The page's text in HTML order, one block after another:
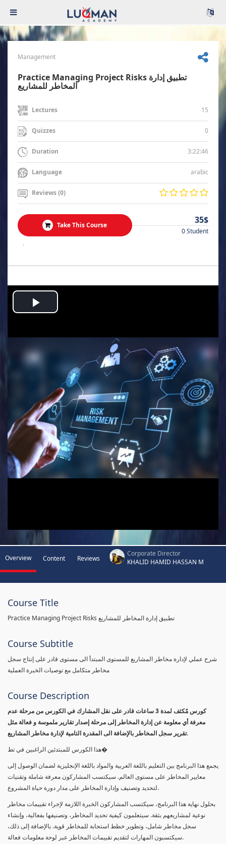
Management
Practice Managing Project Risks تطبيق إدارة
المخاطر للمشاريع
Lectures 15
Quizzes 0
Duration 3:22:46
Language arabic
Reviews (0)
Take This Course 35$
0 Student
.
Play
Video
Overview Content Reviews
Corporate Director
KHALID HAMID HASSAN M
Course Title
Practice Managing Project Risks تطبيق إدارة المخاطر للمشاريع
Course Subtitle
شرح عملي لإدارة مخاطر المشاريع للمستوى المبتدأ الى مستوى قادر على إنتاج سجل
مخاطر متكامل مع توصيات الخبرة العملية
Course Description
كورس مٌكثف لمدة 3 ساعات قادر على نقل المشارك في الكورس من مرحلة عدم
معرفة أي معلومة عن إدارة المخاطر إلى مرحلة إصدار تقارير ملموسة و فعالة مثل
تقرير سجل المخاطر بالإضافة الى المقدرة التامية لإدارة مخاطر المشاريع.
هذا الكورس للمبتدئين الراغبين في تط�
يجمع هذا البرنامج بين التعليم باللغة العربية والمواد باللغة الإنجليزية لضمان الوصول إلى
معايير المخاطر على مستوى العالم. سيكتسب المشاركون معرفة شاملة وتقنيات
لتحديد وتصنيف وإدارة المخاطر على مدار دورة حياة المشروع.
بحلول نهاية هذا البرنامج، سيكتسب المشاركون الخبرة اللازمة لإجراء تقييمات مخاطر
نوعية لمشاريعهم بثقة. سيتعلمون كيفية تحديد المخاطر، وتصنيفها بفعالية، وإنشاء
سجل مخاطر شامل، وتطوير خطط استجابة للمخاطر قوية. بالإضافة إلى ذلك،
سيكتسبون المهارات لتقديم تقييمات المخاطر عبر لوحة معلومات فعالة.